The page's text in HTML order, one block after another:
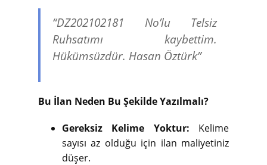
“DZ202102181 No’lu Telsiz
Ruhsatımı kaybettim.
Hükümsüzdür. Hasan Öztürk”
Bu İlan Neden Bu Şekilde Yazılmalı?
Gereksiz Kelime Yoktur: Kelime
sayısı az olduğu için ilan maliyetiniz
düşer.